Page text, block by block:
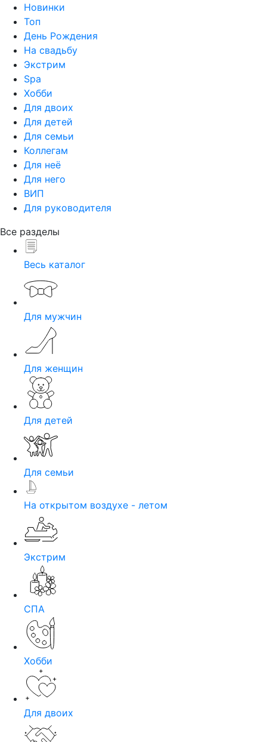
Новинки
Топ
День Рождения
На свадьбу
Экстрим
Spa
Хобби
Для двоих
Для детей
Для семьи
Коллегам
Для неё
Для него
ВИП
Для руководителя
Все разделы
Весь каталог
Для мужчин
Для женщин
Для детей
Для семьи
На открытом воздухе - летом
Экстрим
СПА
Хобби
Для двоих